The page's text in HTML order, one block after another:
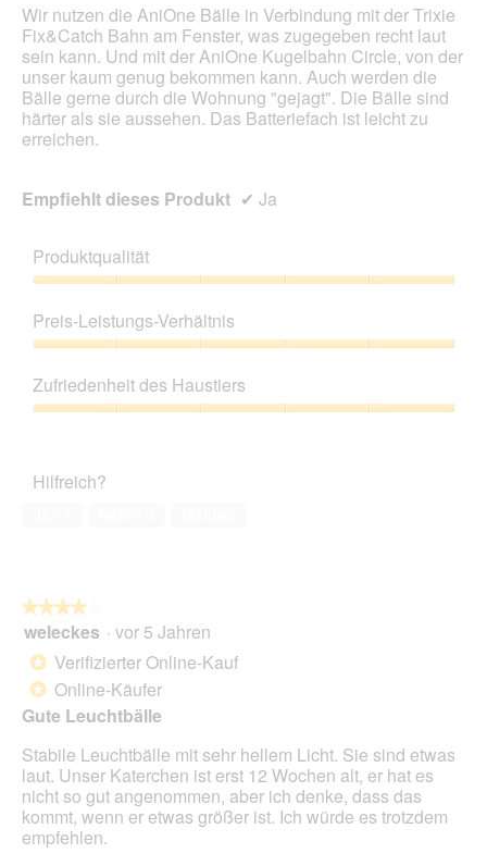
Wir nutzen die AniOne Bälle in Verbindung mit der Trixie
Fix&Catch Bahn am Fenster, was zugegeben recht laut
sein kann. Und mit der AniOne Kugelbahn Circle, von der
unser kaum genug bekommen kann. Auch werden die
Bälle gerne durch die Wohnung "gejagt". Die Bälle sind
härter als sie aussehen. Das Batteriefach ist leicht zu
erreichen.
Empfiehlt dieses Produkt ✔ Ja
Produktqualität
5
von
5
Preis-Leistungs-Verhältnis
Leistungs-
Verhältnis,
5
Zufriedenheit des Haustiers
5
Hilfreich?
★★★★★
★★★★★
4
Sternen.
weleckes · vor 5 Jahren
* Verifizierter Online-Kauf
* Online-Käufer
Gute Leuchtbälle
Stabile Leuchtbälle mit sehr hellem Licht. Sie sind etwas
laut. Unser Katerchen ist erst 12 Wochen alt, er hat es
nicht so gut angenommen, aber ich denke, dass das
kommt, wenn er etwas größer ist. Ich würde es trotzdem
empfehlen.